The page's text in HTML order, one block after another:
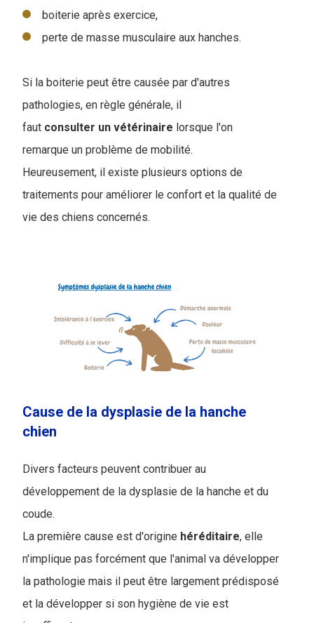
boiterie après exercice,
perte de masse musculaire aux hanches.
Si la boiterie peut être causée par d'autres
pathologies, en règle générale, il
faut consulter un vétérinaire lorsque l'on
remarque un problème de mobilité.
Heureusement, il existe plusieurs options de
traitements pour améliorer le confort et la qualité de
vie des chiens concernés.
Cause de la dysplasie de la hanche
chien
Divers facteurs peuvent contribuer au
développement de la dysplasie de la hanche et du
coude.
La première cause est d'origine héréditaire, elle
n'implique pas forcément que l'animal va développer
la pathologie mais il peut être largement prédisposé
et la développer si son hygiène de vie est